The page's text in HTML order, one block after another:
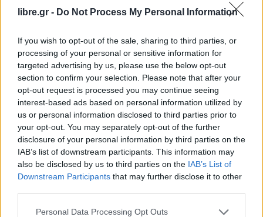
libre.gr - Do Not Process My Personal Information
If you wish to opt-out of the sale, sharing to third parties, or
processing of your personal or sensitive information for
targeted advertising by us, please use the below opt-out
section to confirm your selection. Please note that after your
opt-out request is processed you may continue seeing
interest-based ads based on personal information utilized by
us or personal information disclosed to third parties prior to
your opt-out. You may separately opt-out of the further
disclosure of your personal information by third parties on the
IAB’s list of downstream participants. This information may
also be disclosed by us to third parties on the IAB’s List of
Downstream Participants that may further disclose it to other
Personal Data Processing Opt Outs
συντρόφους του θα χωρέσουν σε αυτό; Και ποια η
την περασμένη εβδομάδα χύθηκε πολύ μελάνι για
το τι συνέβη στο δημοψήφισμα του 2015. Ο
πρώην πρωθυπουργός προσπαθεί να
κάνει damage control της εικόνας του εκείνης της
εποχής. Δέκα χρόνια μετά όμως, οι πολίτες
νοιάζονται πολύ περισσότερο για τα προβλήματα
που αντιμετωπίζουν σήμερα και ανησυχούν
κυρίως για το μέλλον τους, σε μια περίοδο
αστάθειας και εξαιτίας των διεθνών εξελίξεων.